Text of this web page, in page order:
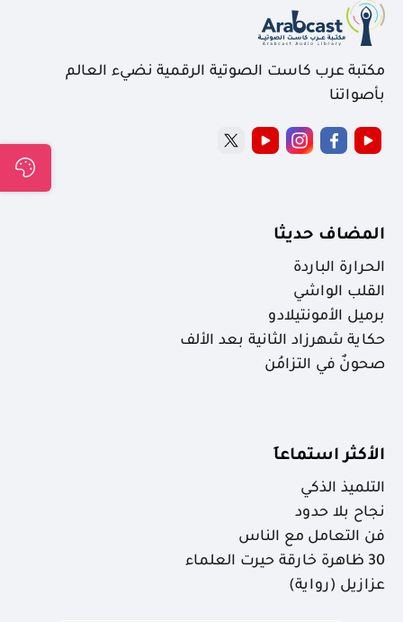
مكتبة عرب كاست الصوتية الرقمية نضيء العالم
بأصواتنا
المضاف حديثا
الحرارة الباردة
القلب الواشي
برميل الأمونتيلادو
حكاية شهرزاد الثانية بعد الألف
صحونٌ في التزامُن
الأكثر استماعاَ
التلميذ الذكي
نجاح بلا حدود
فن التعامل مع الناس
30 ظاهرة خارقة حيرت العلماء
عزازيل (رواية)